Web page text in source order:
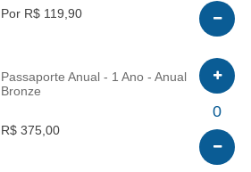
Por R$ 119,90
Passaporte Anual - 1 Ano - Anual
Bronze
R$ 375,00
0